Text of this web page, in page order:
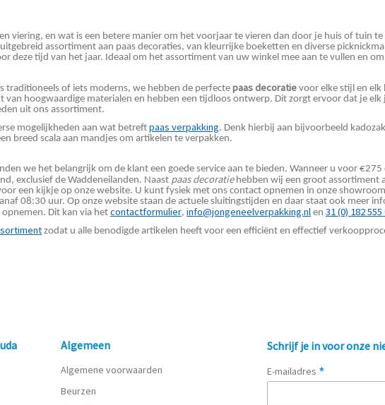
viering, en wat is een betere manier om het voorjaar te vieren dan door je huis of tuin
assortiment aan paas decoraties, van kleurrijke boeketten en diverse
deze tijd van het jaar. Ideaal om het assortiment van uw winkel mee aan te vullen en
traditioneels of iets moderns, we hebben de perfecte paas decoratie voor elke stijl en
van hoogwaardige materialen en hebben een tijdloos ontwerp. Dit zorgt ervoor dat je
uit ons assortiment.
mogelijkheden aan wat betreftpaas verpakking. Denk hierbij aan bijvoorbeeld
breed scala aan mandjes om artikelen te verpakken.
we het belangrijk om de klant een goede service aan te bieden. Wanneer u voor
exclusief de Waddeneilanden. Naast paas decoratiehebben wij een groot assortiment
een kijkje op onze website. U kunt fysiek met ons contact opnemen in onze
08:30 uur. Op onze website staan de actuele sluitingstijden en daar staat ook meer
Dit kan via hetcontactformulier, info@jongeneelverpakking.nl en 31 (0) 182 555
zodat u alle benodigde artikelen heeft voor een efficiënt en effectief
Algemeen
Algemene voorwaarden
Beurzen
Schrijf je in voor onze
E-mailadres *